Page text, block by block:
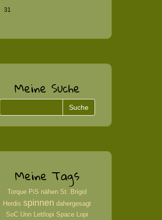
31
Meine Suche
Meine Tags
Torque PiS nähen St. Brigid
Herdis spinnen dahergesagt
SoC Unn Lettlopi Space Lopi